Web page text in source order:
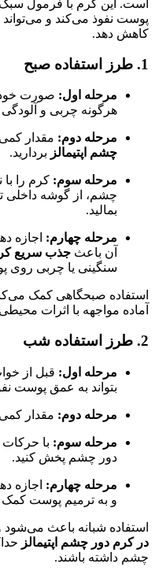
است. این کرم با فرمول
پوست نفوذ می‌کند و
کاهش دهد.
1. طرز استفاده صبح
مرحله اول: صورت خود
هرگونه چربی و
مرحله دوم: مقدار
چشم اپتیمالز بردارید.
مرحله سوم: کرم را
چشم، از گوشه داخلی
بمالید.
مرحله چهارم: اجازه
آن باعث جذب سریع
سنگینی یا چربی روی
استفاده صبحگاهی کمک
آماده مواجهه با اثرات
2. طرز استفاده شب
مرحله اول: قبل از
بتواند به عمق پوست
مرحله دوم: مقدار
مرحله سوم: با
دور چشم پخش کنید.
مرحله چهارم: اجازه
و به ترمیم پوست کمک
استفاده شبانه باعث می‌شود
در کرم دور چشم اپتیمالز
چشم داشته باشند.